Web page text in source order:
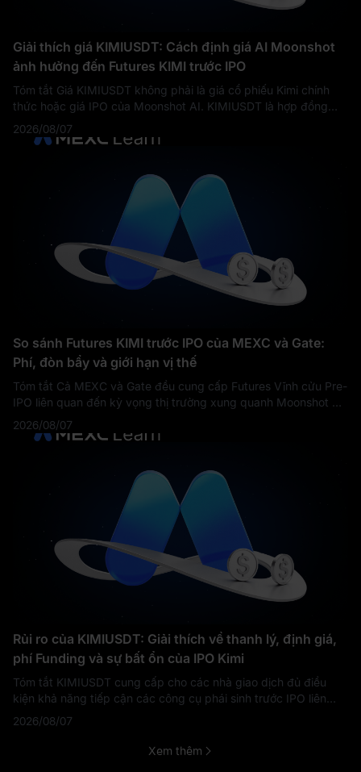
Giải thích giá KIMIUSDT: Cách định giá AI Moonshot
ảnh hưởng đến Futures KIMI trước IPO
Tóm tắt Giá KIMIUSDT không phải là giá cổ phiếu Kimi chính
thức hoặc giá IPO của Moonshot AI. KIMIUSDT là hợp đồng
Futures Vĩnh cửu trước IPO được giao dịch trên MEXC. Giá của
hợp đồng này phản ánh kỳ
2026/08/07
So sánh Futures KIMI trước IPO của MEXC và Gate:
Phí, đòn bẩy và giới hạn vị thế
Tóm tắt Cả MEXC và Gate đều cung cấp Futures Vĩnh cửu Pre-
IPO liên quan đến kỳ vọng thị trường xung quanh Moonshot AI
và Kimi. Tuy nhiên, cài đặt hợp đồng KIMI được so sánh cho
thấy sự khác biệt quan
2026/08/07
Rủi ro của KIMIUSDT: Giải thích về thanh lý, định giá,
phí Funding và sự bất ổn của IPO Kimi
Tóm tắt KIMIUSDT cung cấp cho các nhà giao dịch đủ điều
kiện khả năng tiếp cận các công cụ phái sinh trước IPO liên
quan đến Moonshot AI, nhưng cũng mang theo những rủi ro
khác biệt đáng kể so với việ
2026/08/07
Xem thêm